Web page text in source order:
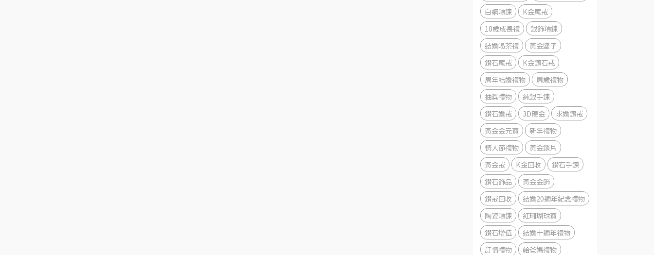
白綱項鍊
K金尾戒
18歲成長禮
銀飾項鍊
結婚喝茶禮
黃金墜子
鑽石尾戒
K金鑽石戒
周年結婚禮物
周歲禮物
抽獎禮物
純銀手鍊
鑽石婚戒
3D硬金
求婚鑽戒
黃金金元寶
新年禮物
情人節禮物
黃金鎖片
黃金戒
K金回收
鑽石手鍊
鑽石飾品
黃金金飾
鑽戒回收
結婚20週年紀念禮物
陶瓷項鍊
紅珊瑚珠寶
鑽石增值
結婚十週年禮物
訂情禮物
給爸媽禮物